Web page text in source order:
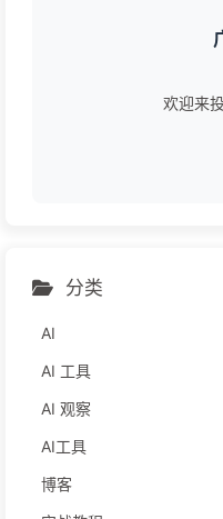
欢迎来
分类
AI
AI 工具
AI 观察
AI工具
博客